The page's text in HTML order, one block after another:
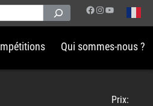
Facebook
Instagram
YouTube
Qui sommes-nous ?
Prix: